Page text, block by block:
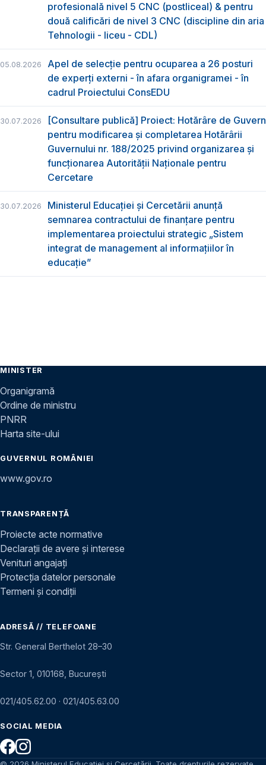
profesională nivel 5 CNC (postliceal) & pentru
două calificări de nivel 3 CNC (discipline din aria
Tehnologii - liceu - CDL)
05.08.2026
Apel de selecție pentru ocuparea a 26 posturi
de experți externi - în afara organigramei - în
cadrul Proiectului ConsEDU
30.07.2026
[Consultare publică] Proiect: Hotărâre de Guvern
pentru modificarea și completarea Hotărârii
Guvernului nr. 188/2025 privind organizarea şi
funcţionarea Autorităţii Naţionale pentru
Cercetare
30.07.2026
Ministerul Educației și Cercetării anunță
semnarea contractului de finanțare pentru
implementarea proiectului strategic „Sistem
integrat de management al informațiilor în
educație”
MINISTER
Organigramă
Ordine de ministru
PNRR
Harta site-ului
GUVERNUL ROMÂNIEI
www.gov.ro
TRANSPARENȚĂ
Proiecte acte normative
Declarații de avere și interese
Venituri angajați
Protecția datelor personale
Termeni și condiții
ADRESĂ // TELEFOANE
Str. General Berthelot 28–30
Sector 1, 010168, București
021/405.62.00 · 021/405.63.00
SOCIAL MEDIA